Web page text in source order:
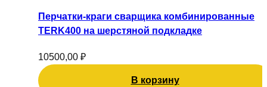
Перчатки-краги сварщика комбинированные
TERK400 на шерстяной подкладке
10500,00 ₽
В корзину